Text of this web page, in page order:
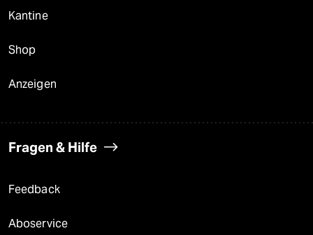
Kantine
Shop
Anzeigen
Fragen & Hilfe
Feedback
Aboservice